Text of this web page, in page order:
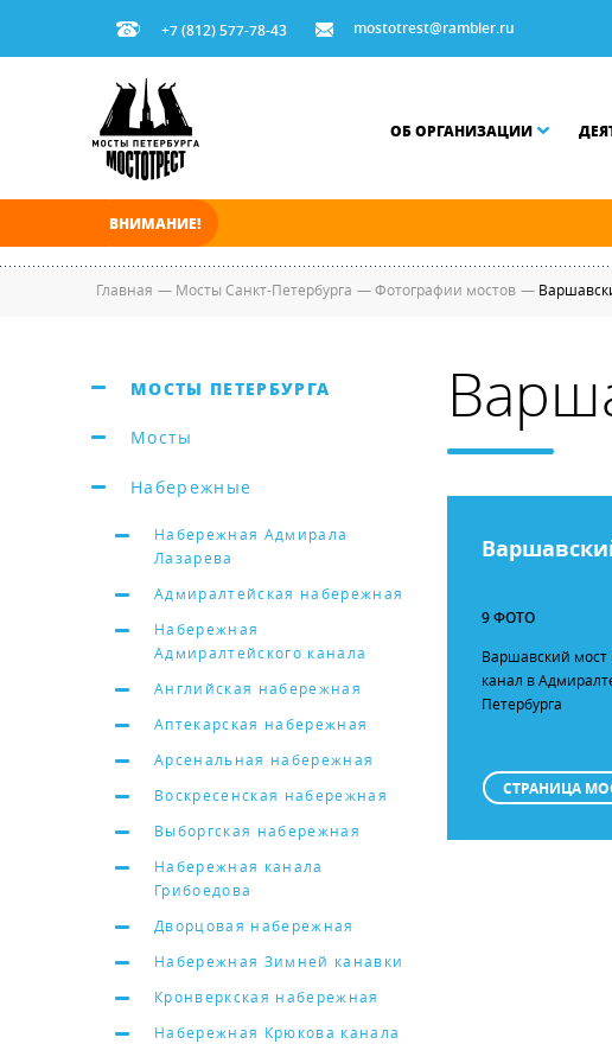
+7 (812) 577-78-43 mostotrest@rambler.ru
ОБ ОРГАНИЗАЦИИ
ВНИМАНИЕ!
Главная — Мосты Санкт-Петербурга —Фотографии мостов —
МОСТЫ ПЕТЕРБУРГА
Мосты
Набережные
Набережная Адмирала
Лазарева
Адмиралтейская набережная
Набережная
Адмиралтейского канала
Английская набережная
Аптекарская набережная
Арсенальная набережная
Воскресенская набережная
Выборгская набережная
Набережная канала
Грибоедова
Дворцовая набережная
Набережная Зимней канавки
Кронверкская набережная
Набережная Крюкова канала
9 ФОТО
Варшавский
канал в
Петербурга
СТРАНИЦА